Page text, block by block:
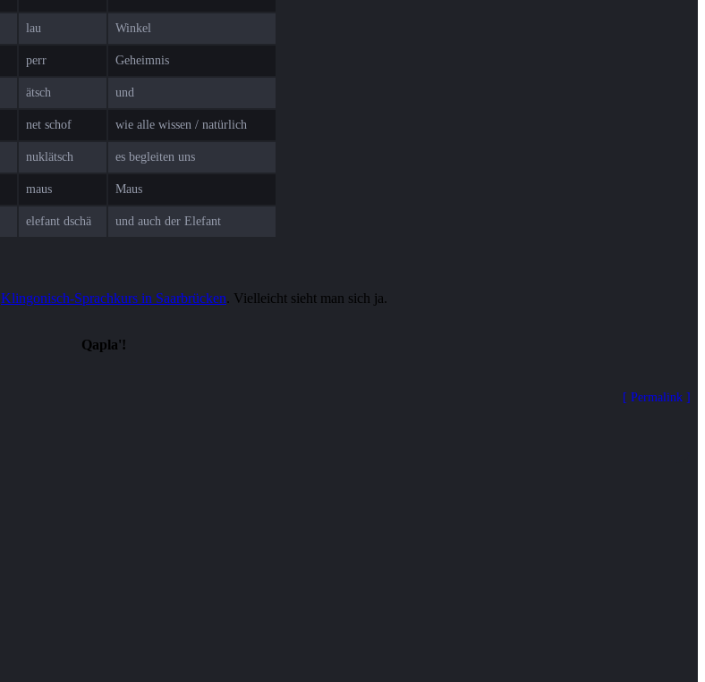
lau Winkel
perr Geheimnis
ätsch und
net schof wie alle wissen / natürlich
nuklätsch es begleiten uns
maus Maus
elefant dschä und auch der Elefant
Klingonisch-Sprachkurs in Saarbrücken. Vielleicht sieht man sich ja.
Qapla'!
Permalink